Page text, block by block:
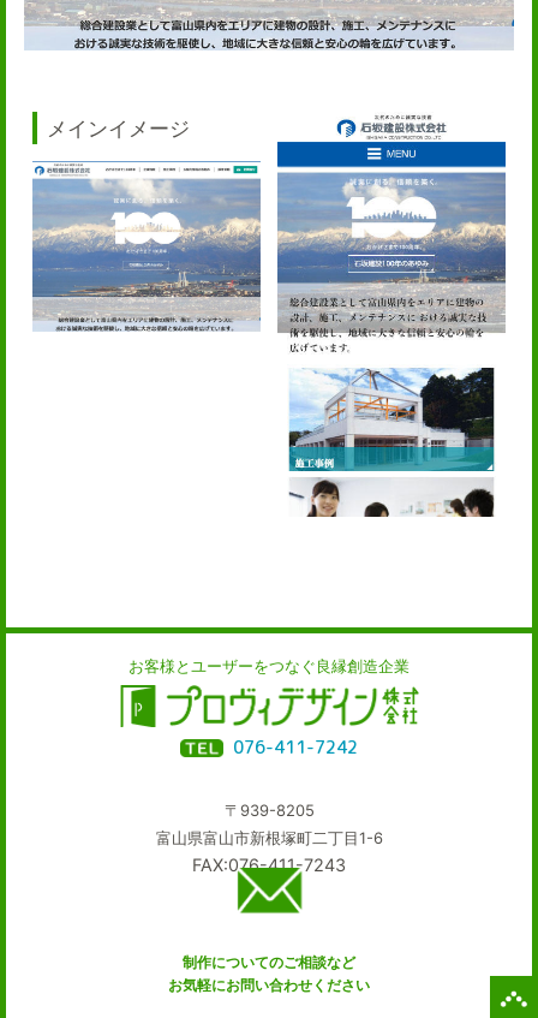
メインイメージ
お客様とユーザーをつなぐ良縁創造企業
076-411-7242
〒939-8205
富山県富山市新根塚町二丁目1-6
FAX:076-411-7243
制作についてのご相談など
お気軽にお問い合わせください